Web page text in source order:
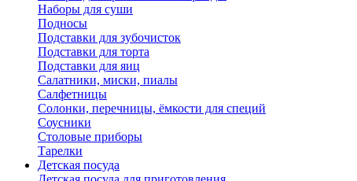
Наборы для суши
Подносы
Подставки для зубочисток
Подставки для торта
Подставки для яиц
Салатники, миски, пиалы
Салфетницы
Солонки, перечницы, ёмкости для специй
Соусники
Столовые приборы
Тарелки
Детская посуда